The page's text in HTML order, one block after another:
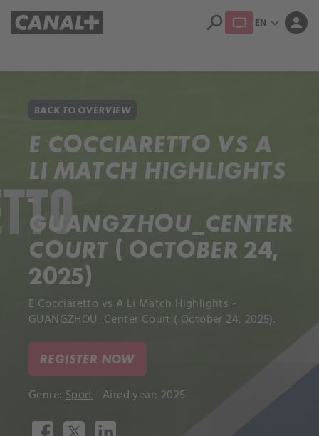
search EN expand_more person
BACK TO OVERVIEW
E COCCIARETTO VS A
LI MATCH HIGHLIGHTS
-
GUANGZHOU_CENTER
COURT ( OCTOBER 24,
2025)
E Cocciaretto vs A Li Match Highlights -
GUANGZHOU_Center Court ( October 24, 2025).
REGISTER NOW
Genre: Sport Aired year: 2025